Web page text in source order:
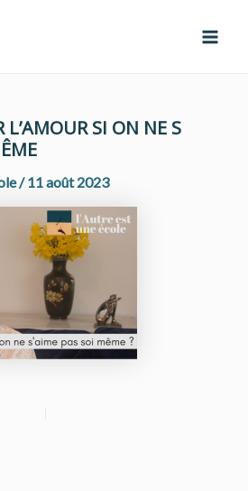
SI ON NE S
/11 août 2023